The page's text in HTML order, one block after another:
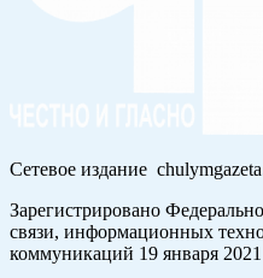
Сетевое издание
Зарегистрировано
связи, информационных
коммуникаций 19 января 2021